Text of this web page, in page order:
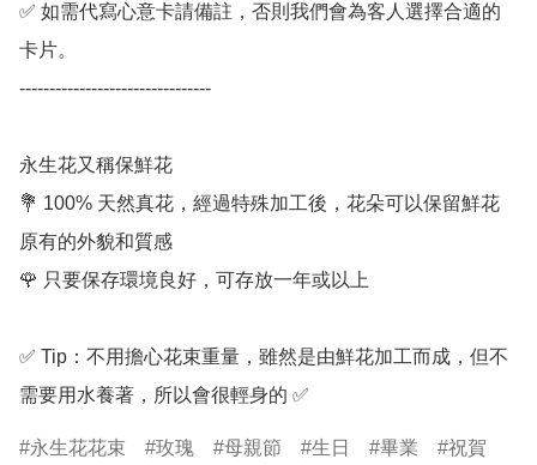
✅ 如需代寫心意卡請備註，否則我們會為客人選擇合適的
卡片。
--------------------------------
永生花又稱保鮮花
💐 100% 天然真花，經過特殊加工後，花朵可以保留鮮花
原有的外貌和質感
🌹 只要保存環境良好，可存放一年或以上
✅ Tip：不用擔心花束重量，雖然是由鮮花加工而成，但不
需要用水養著，所以會很輕身的 ✅
永生花花束 玫瑰 母親節 生日 畢業
祝賀